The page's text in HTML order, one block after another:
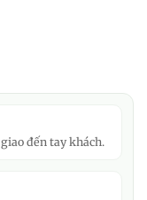
đến tay khách.